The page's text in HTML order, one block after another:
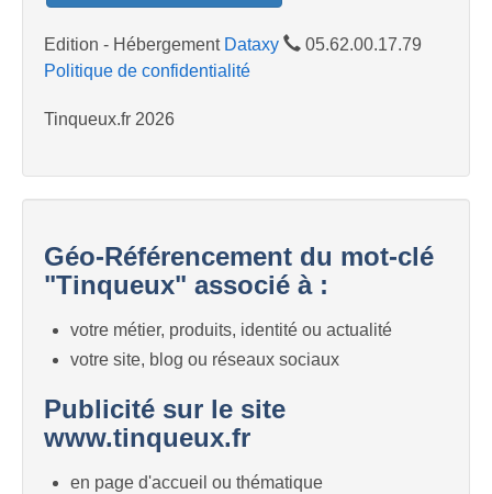
Edition - Hébergement Dataxy
05.62.00.17.79
Politique de confidentialité
Tinqueux.fr 2026
Géo-Référencement du mot-clé
"Tinqueux" associé à :
votre métier, produits, identité ou actualité
votre site, blog ou réseaux sociaux
Publicité sur le site
www.tinqueux.fr
en page d'accueil ou thématique